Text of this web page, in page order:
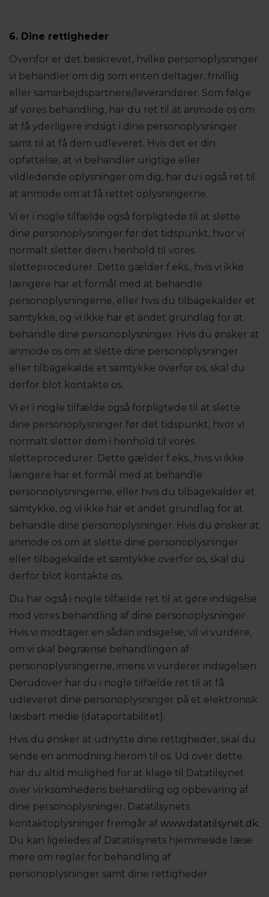
6. Dine rettigheder
Ovenfor er det beskrevet, hvilke personoplysninger
vi behandler om dig som enten deltager, frivillig
eller samarbejdspartnere/leverandører. Som følge
af vores behandling, har du ret til at anmode os om
at få yderligere indsigt i dine personoplysninger
samt til at få dem udleveret. Hvis det er din
opfattelse, at vi behandler urigtige eller
vildledende oplysninger om dig, har du i også ret til
at anmode om at få rettet oplysningerne.
Vi er i nogle tilfælde også forpligtede til at slette
dine personoplysninger før det tidspunkt, hvor vi
normalt sletter dem i henhold til vores
sletteprocedurer. Dette gælder f.eks., hvis vi ikke
længere har et formål med at behandle
personoplysningerne, eller hvis du tilbagekalder et
samtykke, og vi ikke har et andet grundlag for at
behandle dine personoplysninger. Hvis du ønsker at
anmode os om at slette dine personoplysninger
eller tilbagekalde et samtykke overfor os, skal du
derfor blot kontakte os.
Vi er i nogle tilfælde også forpligtede til at slette
dine personoplysninger før det tidspunkt, hvor vi
normalt sletter dem i henhold til vores
sletteprocedurer. Dette gælder f.eks., hvis vi ikke
længere har et formål med at behandle
personoplysningerne, eller hvis du tilbagekalder et
samtykke, og vi ikke har et andet grundlag for at
behandle dine personoplysninger. Hvis du ønsker at
anmode os om at slette dine personoplysninger
eller tilbagekalde et samtykke overfor os, skal du
derfor blot kontakte os.
Du har også i nogle tilfælde ret til at gøre indsigelse
mod vores behandling af dine personoplysninger.
Hvis vi modtager en sådan indsigelse, vil vi vurdere,
om vi skal begrænse behandlingen af
personoplysningerne, imens vi vurderer indsigelsen.
Derudover har du i nogle tilfælde ret til at få
udleveret dine personoplysninger på et elektronisk
læsbart medie (dataportabilitet).
Hvis du ønsker at udnytte dine rettigheder, skal du
sende en anmodning herom til os. Ud over dette
har du altid mulighed for at klage til Datatilsynet
over virksomhedens behandling og opbevaring af
dine personoplysninger. Datatilsynets
kontaktoplysninger fremgår af www.datatilsynet.dk.
Du kan ligeledes af Datatilsynets hjemmeside læse
mere om regler for behandling af
personoplysninger samt dine rettigheder.